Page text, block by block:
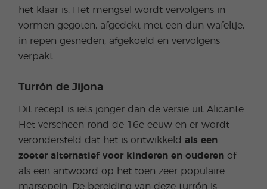
het klaar is. Het mengsel wordt vervolgens in
vormen gegoten, afgedekt met een dun wafeltje,
in repen gesneden, afgekoeld en vervolgens
verpakt.
Turrón de Jijona
Dit recept is iets jonger dan de versie uit Alicante.
Het verscheen rond de 16e eeuw en er wordt
verondersteld dat het is ontwikkeldals een
zoeter alternatief voor kinderen en ouderen of
als een antwoord op het toen zeer populaire
marsepein. De bereiding van deze turrón is